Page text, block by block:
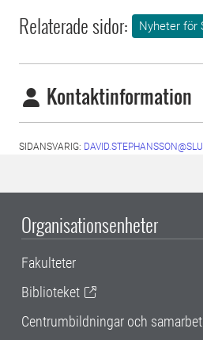
Relaterade sidor: Nyheter för
Kontaktinformation
SIDANSVARIG:
Organisationsenheter
Fakulteter
Biblioteket
Centrumbildningar och